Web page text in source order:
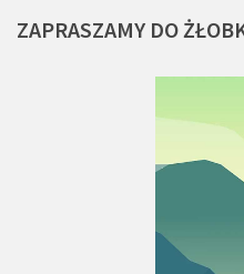
ZAPRASZAMY DO